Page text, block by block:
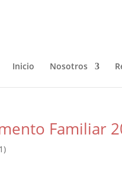
Inicio Nosotros
Familiar